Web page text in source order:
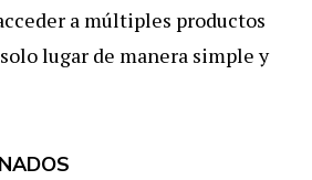
a múltiples productos
lugar de manera simple y